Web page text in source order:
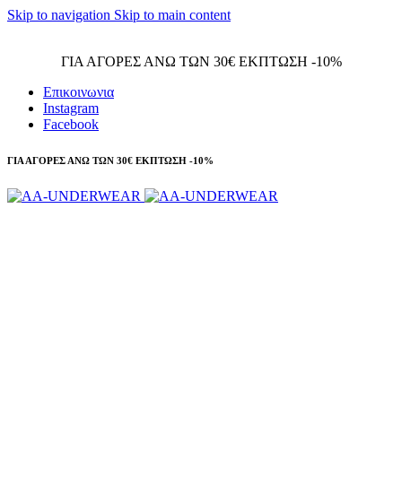
Skip to navigation Skip to main content
ΓΙΑ ΑΓΟΡΕΣ ΑΝΩ ΤΩΝ 30€ ΕΚΠΤΩΣΗ -10%
Επικοινωνια
Instagram
Facebook
ΓΙΑ ΑΓΟΡΕΣ ΑΝΩ ΤΩΝ 30€ ΕΚΠΤΩΣΗ -10%